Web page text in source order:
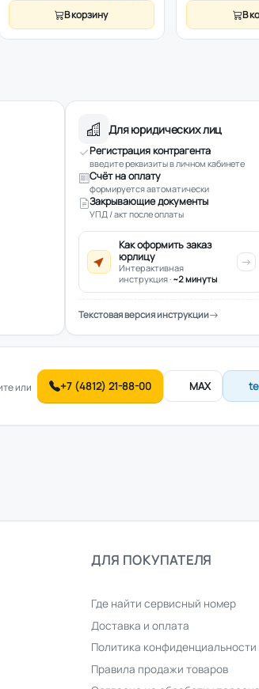
В корзину В
Для юридических лиц
Регистрация контрагента
введите реквизиты в личном кабинете
Счёт на оплату
формируется автоматически
Закрывающие документы
УПД / акт после оплаты
Как оформить заказ
юрлицу
Интерактивная
инструкция · ~2 минуты
Текстовая версия инструкции
или
+7 (4812) 21-88-00 MAX
ДЛЯ ПОКУПАТЕЛЯ
Где найти сервисный номер
Доставка и оплата
Политика конфиденциальности
Правила продажи товаров